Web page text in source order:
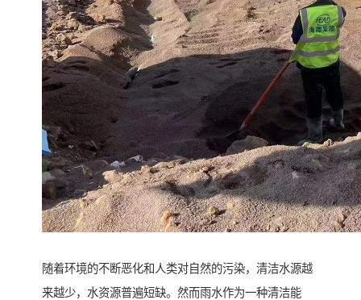
随着环境的不断恶化和人类对自然的污染，清洁水源越
来越少，水资源普遍短缺。然而雨水作为一种清洁能